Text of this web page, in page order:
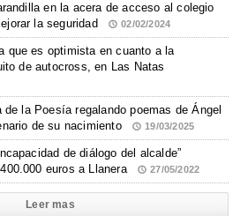
en la acera de acceso al colegio
la seguridad
02/02/2024
que es optimista en cuanto a la
de autocross, en Las Natas
de la Poesía regalando poemas de Ángel
de su nacimiento
19/03/2025
de diálogo del alcalde”
euros a Llanera
27/05/2022
Leer mas